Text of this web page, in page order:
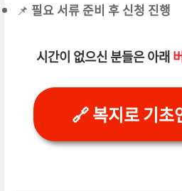
📌 필요 서류 준비 후 신청 진행
시간이 없으신 분들은 아래
🔗 복지로 기